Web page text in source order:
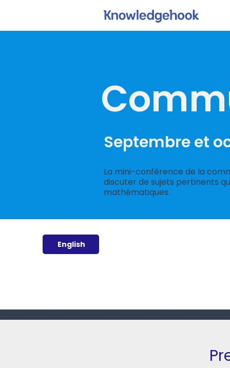
Septembre et
La mini-conférence de la
discuter de sujets pertinents
mathématiques.
English